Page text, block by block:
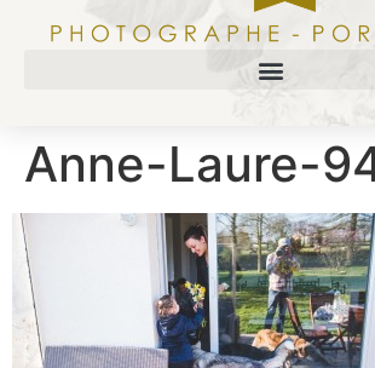
Anne-Laure-